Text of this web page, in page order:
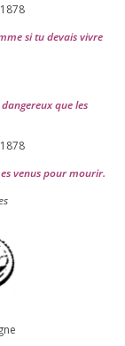
1878
si tu devais vivre
que les
1878
venus pour mourir.